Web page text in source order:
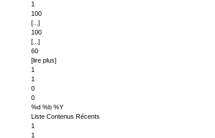
1
100
[...]
100
[...]
60
[lire plus]
1
1
0
0
%d %b %Y
Liste Contenus Récents
1
1